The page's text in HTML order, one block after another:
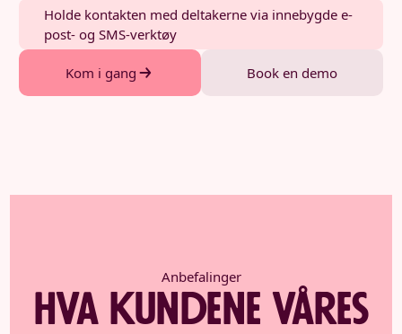
Holde kontakten med deltakerne via innebygde e-
post- og SMS-verktøy
Kom i gang Book en demo
Anbefalinger
Hva kundene våres